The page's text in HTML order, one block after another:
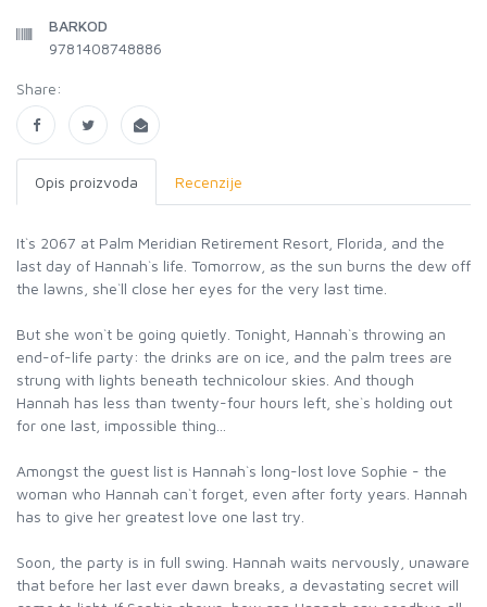
BARKOD
9781408748886
Share:
Opis proizvoda Recenzije
It`s 2067 at Palm Meridian Retirement Resort, Florida, and the
last day of Hannah`s life. Tomorrow, as the sun burns the dew off
the lawns, she`ll close her eyes for the very last time.
But she won`t be going quietly. Tonight, Hannah`s throwing an
end-of-life party: the drinks are on ice, and the palm trees are
strung with lights beneath technicolour skies. And though
Hannah has less than twenty-four hours left, she`s holding out
for one last, impossible thing...
Amongst the guest list is Hannah`s long-lost love Sophie - the
woman who Hannah can`t forget, even after forty years. Hannah
has to give her greatest love one last try.
Soon, the party is in full swing. Hannah waits nervously, unaware
that before her last ever dawn breaks, a devastating secret will